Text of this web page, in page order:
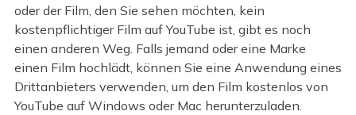
oder der Film, den Sie sehen möchten, kein
kostenpflichtiger Film auf YouTube ist, gibt es noch
einen anderen Weg. Falls jemand oder eine Marke
einen Film hochlädt, können Sie eine Anwendung eines
Drittanbieters verwenden, um den Film kostenlos von
YouTube auf Windows oder Mac herunterzuladen.